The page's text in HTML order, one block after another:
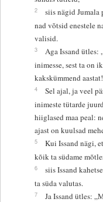
2
siis nägid
nad võtsid enestele
valisid.
3
Aga Issand ütles:
inimesse, sest ta on
kakskümmend
4
Sel ajal, ja veel
inimeste tütarde
hiiglased maa peal:
ajast on kuulsad
5
Kui Issand nägi,
kõik ta südame
6
siis Issand
ta süda valutas.
7
Ja Issand ütles: